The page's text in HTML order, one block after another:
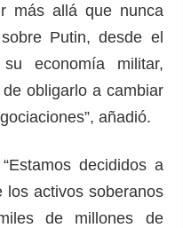
más allá que nunca
Putin, desde el
economía militar,
obligarlo a cambiar
añadió.
decididos a
los activos soberanos
de millones de